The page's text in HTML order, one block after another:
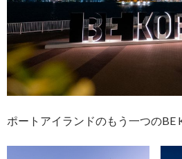
ポートアイランドのもう一つのBE